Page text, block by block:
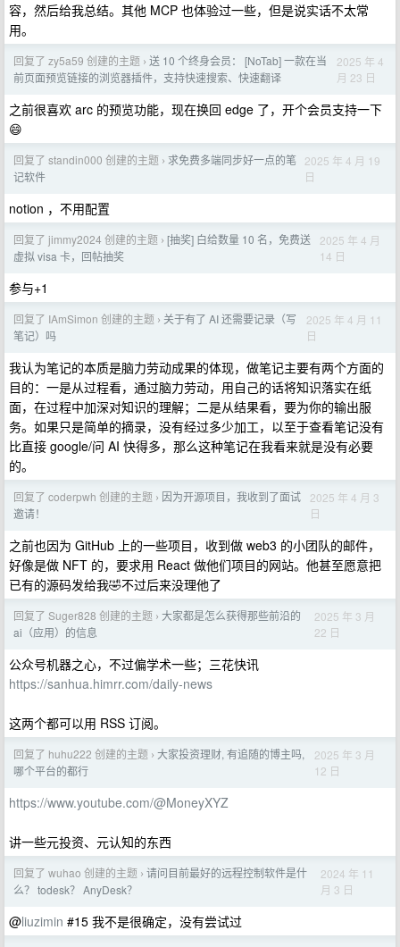
容，然后给我总结。其他 MCP 也体验过一些，但是说实话不太常
用。
回复了 zy5a59 创建的主题 › 送 10 个终身会员： [NoTab] 一款在当
前页面预览链接的浏览器插件，支持快速搜索、快速翻译
2025 年 4
月 23 日
之前很喜欢 arc 的预览功能，现在换回 edge 了，开个会员支持一下
😄
回复了 standin000 创建的主题 › 求免费多端同步好一点的笔
记软件
2025 年 4 月 19
日
notion ，不用配置
回复了 jimmy2024 创建的主题 › [抽奖] 白给数量 10 名，免费送
虚拟 visa 卡，回帖抽奖
2025 年 4 月
14 日
参与+1
回复了 IAmSimon 创建的主题 › 关于有了 AI 还需要记录（写
笔记）吗
2025 年 4 月 11
日
我认为笔记的本质是脑力劳动成果的体现，做笔记主要有两个方面的
目的：一是从过程看，通过脑力劳动，用自己的话将知识落实在纸
面，在过程中加深对知识的理解；二是从结果看，要为你的输出服
务。如果只是简单的摘录，没有经过多少加工，以至于查看笔记没有
比直接 google/问 AI 快得多，那么这种笔记在我看来就是没有必要
的。
回复了 coderpwh 创建的主题 › 因为开源项目，我收到了面试
邀请！
2025 年 4 月 3
日
之前也因为 GitHub 上的一些项目，收到做 web3 的小团队的邮件，
好像是做 NFT 的，要求用 React 做他们项目的网站。他甚至愿意把
已有的源码发给我🤣不过后来没理他了
回复了 Suger828 创建的主题 › 大家都是怎么获得那些前沿的
ai（应用）的信息
2025 年 3 月
22 日
公众号机器之心，不过偏学术一些；三花快讯
https://sanhua.himrr.com/daily-news
这两个都可以用 RSS 订阅。
回复了 huhu222 创建的主题 › 大家投资理财, 有追随的博主吗,
哪个平台的都行
2025 年 3 月
12 日
https://www.youtube.com/@MoneyXYZ
讲一些元投资、元认知的东西
回复了 wuhao 创建的主题 › 请问目前最好的远程控制软件是什
么？ todesk？ AnyDesk？
2024 年 11
月 3 日
@liuzimin #15 我不是很确定，没有尝试过